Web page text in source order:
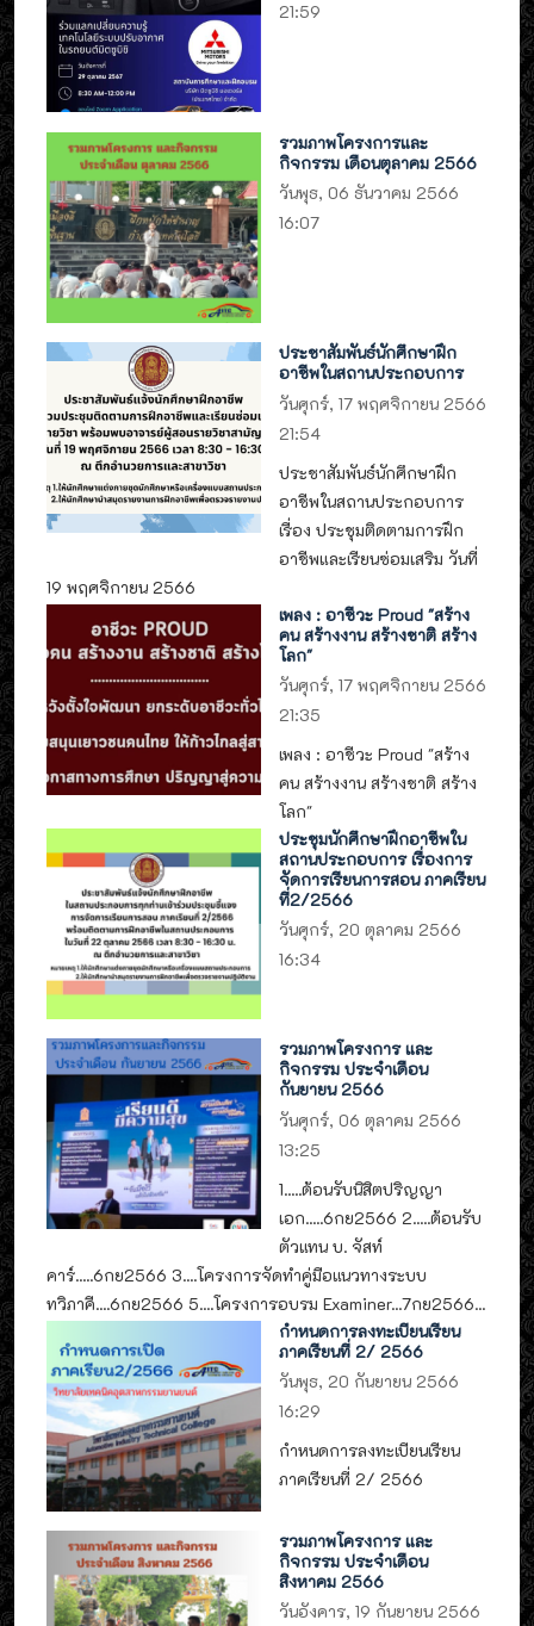
21:59
รวมภาพโครงการและ
กิจกรรม เดือนตุลาคม 2566
วันพุธ, 06 ธันวาคม 2566
16:07
ประชาสัมพันธ์นักศึกษาฝึก
อาชีพในสถานประกอบการ
วันศุกร์, 17 พฤศจิกายน 2566
21:54
ประชาสัมพันธ์นักศึกษาฝึก
อาชีพในสถานประกอบการ
เรื่อง ประชุมติดตามการฝึก
อาชีพและเรียนซ่อมเสริม วันที่
19 พฤศจิกายน 2566
เพลง : อาชีวะ Proud "สร้าง
คน สร้างงาน สร้างชาติ สร้าง
โลก"
วันศุกร์, 17 พฤศจิกายน 2566
21:35
เพลง : อาชีวะ Proud "สร้าง
คน สร้างงาน สร้างชาติ สร้าง
โลก"
ประชุมนักศึกษาฝึกอาชีพใน
สถานประกอบการ เรื่องการ
จัดการเรียนการสอน ภาคเรียน
ที่2/2566
วันศุกร์, 20 ตุลาคม 2566
16:34
รวมภาพโครงการ และ
กิจกรรม ประจำเดือน
กันยายน 2566
วันศุกร์, 06 ตุลาคม 2566
13:25
1.....ต้อนรับนิสิตปริญญา
เอก.....6กย2566 2.....ต้อนรับ
ตัวแทน บ. จัสท์
คาร์.....6กย2566 3....โครงการจัดทำคู่มือแนวทางระบบ
ทวิภาคี....6กย2566 5....โครงการอบรม Examiner...7กย2566...
กำหนดการลงทะเบียนเรียน
ภาคเรียนที่ 2/ 2566
วันพุธ, 20 กันยายน 2566
16:29
กำหนดการลงทะเบียนเรียน
ภาคเรียนที่ 2/ 2566
รวมภาพโครงการ และ
กิจกรรม ประจำเดือน
สิงหาคม 2566
วันอังคาร, 19 กันยายน 2566